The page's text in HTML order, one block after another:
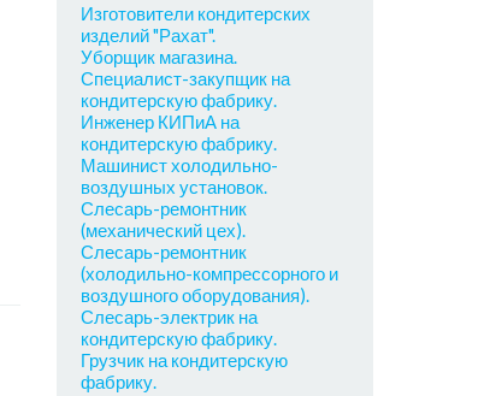
Изготовители кондитерских
изделий "Рахат".
Уборщик магазина.
Специалист-закупщик на
кондитерскую фабрику.
Инженер КИПиА на
кондитерскую фабрику.
Машинист холодильно-
воздушных установок.
Слесарь-ремонтник
(механический цех).
Слесарь-ремонтник
(холодильно-компрессорного и
воздушного оборудования).
Слесарь-электрик на
кондитерскую фабрику.
Грузчик на кондитерскую
фабрику.